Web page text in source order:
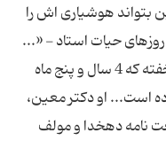
بتواند هوشیاری اش را
حیات استاد - «...
در اتاق 314 بیمارستان فیروزگر، مردی خفته که 4 سال و پنج ماه
است... او دکتر معین،
نامه دهخدا و مولف